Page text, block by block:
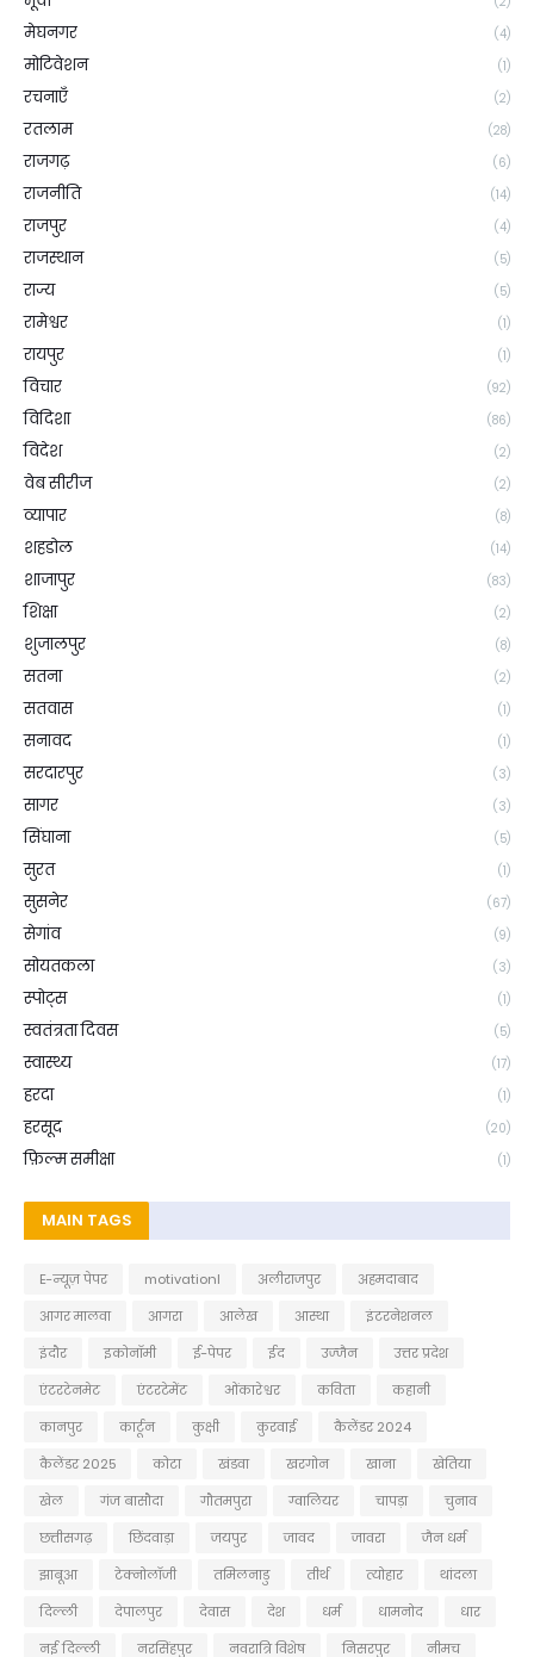
मेघनगर (4)
मोटिवेशन (1)
रचनाएँ (2)
रतलाम (28)
राजगढ़ (6)
राजनीति (14)
राजपुर (4)
राजस्थान (5)
राज्य (5)
रामेश्वर (1)
रायपुर (1)
विचार (92)
विदिशा (86)
विदेश (2)
वेब सीरीज (2)
व्यापार (8)
शहडोल (14)
शाजापुर (83)
शिक्षा (2)
शुजालपुर (8)
सतना (2)
सतवास (1)
सनावद (1)
सरदारपुर (3)
सागर (3)
सिंघाना (5)
सुरत (1)
सुसनेर (67)
सेगांव (9)
सोयतकला (3)
स्पोट्स (1)
स्वतंत्रता दिवस (5)
स्वास्थ्य (17)
हरदा (1)
हरसूद (20)
फ़िल्म समीक्षा (1)
MAIN TAGS
E-न्यूज़ पेपर motivationl अलीराजपुर
अहमदाबाद
आगर मालवा
आगरा आलेख आस्था
इंटरनेशनल
इंदौर
इकोनॉमी ई-पेपर ईद उज्जैन
उत्तर प्रदेश
एंटरटेनमेट
एंटरटेमेंट ओंकारेश्वर कविता
कहानी
कानपुर
कार्टून कुक्षी कुरवाई
कैलेंडर 2024
कैलेंडर 2025
कोटा खंडवा खरगोन खाना
खेतिया
खेल
गंज बासौदा गौतमपुरा ग्वालियर चापड़ा
चुनाव
छत्तीसगढ़
छिंदवाड़ा जयपुर जावद जावरा
जैन धर्म
झाबूआ
टेक्नोलॉजी तमिलनाडु तीर्थ त्योहार
थांदला
दिल्ली
देपालपुर देवास देश धर्म धामनोद
धार
नई दिल्ली
नरसिंहपुर नवरात्रि विशेष निसरपुर
नीमच